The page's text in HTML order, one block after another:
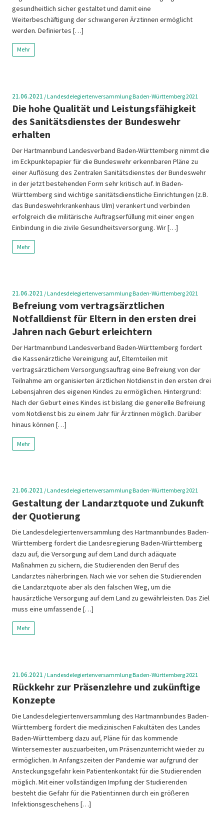
gesundheitlich sicher gestaltet und damit eine
Weiterbeschäftigung der schwangeren Ärztinnen ermöglicht
werden. Definiertes […]
Mehr
21.06.2021 /Landesdelegiertenversammlung Baden-Württemberg 2021
Die hohe Qualität und Leistungsfähigkeit
des Sanitätsdienstes der Bundeswehr
erhalten
Der Hartmannbund Landesverband Baden-Württemberg nimmt die
im Eckpunktepapier für die Bundeswehr erkennbaren Pläne zu
einer Auflösung des Zentralen Sanitätsdienstes der Bundeswehr
in der jetzt bestehenden Form sehr kritisch auf. In Baden-
Württemberg sind wichtige sanitätsdienstliche Einrichtungen (z.B.
das Bundeswehrkrankenhaus Ulm) verankert und verbinden
erfolgreich die militärische Auftragserfüllung mit einer engen
Einbindung in die zivile Gesundheitsversorgung. Wir […]
Mehr
21.06.2021 /Landesdelegiertenversammlung Baden-Württemberg 2021
Befreiung vom vertragsärztlichen
Notfalldienst für Eltern in den ersten drei
Jahren nach Geburt erleichtern
Der Hartmannbund Landesverband Baden-Württemberg fordert
die Kassenärztliche Vereinigung auf, Elternteilen mit
vertragsärztlichem Versorgungsauftrag eine Befreiung von der
Teilnahme am organisierten ärztlichen Notdienst in den ersten drei
Lebensjahren des eigenen Kindes zu ermöglichen. Hintergrund:
Nach der Geburt eines Kindes ist bislang die generelle Befreiung
vom Notdienst bis zu einem Jahr für Ärztinnen möglich. Darüber
hinaus können […]
Mehr
21.06.2021 /Landesdelegiertenversammlung Baden-Württemberg 2021
Gestaltung der Landarztquote und Zukunft
der Quotierung
Die Landesdelegiertenversammlung des Hartmannbundes Baden-
Württemberg fordert die Landesregierung Baden-Württemberg
dazu auf, die Versorgung auf dem Land durch adäquate
Maßnahmen zu sichern, die Studierenden den Beruf des
Landarztes näherbringen. Nach wie vor sehen die Studierenden
die Landarztquote aber als den falschen Weg, um die
hausärztliche Versorgung auf dem Land zu gewährleisten. Das Ziel
muss eine umfassende […]
Mehr
21.06.2021 /Landesdelegiertenversammlung Baden-Württemberg 2021
Rückkehr zur Präsenzlehre und zukünftige
Konzepte
Die Landesdelegiertenversammlung des Hartmannbundes Baden-
Württemberg fordert die medizinischen Fakultäten des Landes
Baden-Württemberg dazu auf, Pläne für das kommende
Wintersemester auszuarbeiten, um Präsenzunterricht wieder zu
ermöglichen. In Anfangszeiten der Pandemie war aufgrund der
Ansteckungsgefahr kein Patientenkontakt für die Studierenden
möglich. Mit einer vollständigen Impfung der Studierenden
besteht die Gefahr für die Patient:innen durch ein größeren
Infektionsgeschehens […]